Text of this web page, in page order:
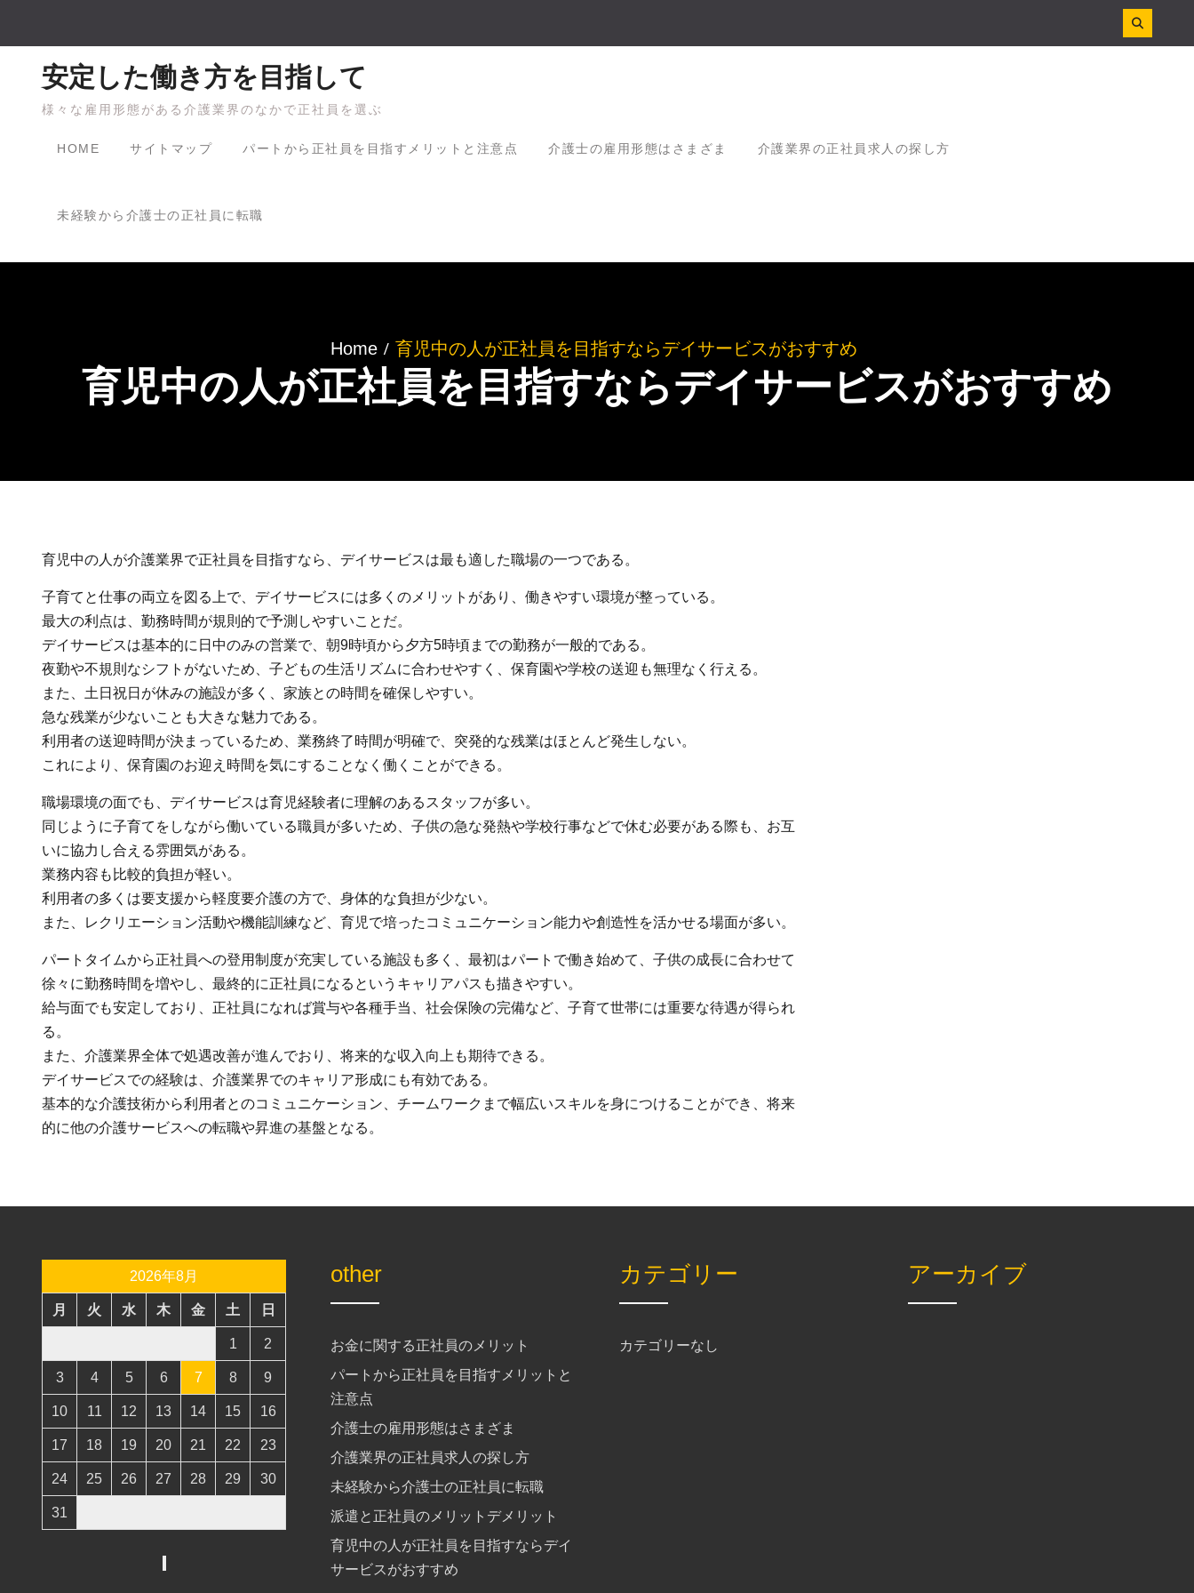
安定した働き方を目指して
様々な雇用形態がある介護業界のなかで正社員を選ぶ
HOME サイトマップ パートから正社員を目指すメリットと注意点 介護士の雇用形態はさまざま 介護業界の正社員求人の探し方
未経験から介護士の正社員に転職
Home 育児中の人が正社員を目指すならデイサービスがおすすめ
育児中の人が正社員を目指すならデイサービスがおすすめ
育児中の人が介護業界で正社員を目指すなら、デイサービスは最も適した職場の一つである。
子育てと仕事の両立を図る上で、デイサービスには多くのメリットがあり、働きやすい環境が整っている。
最大の利点は、勤務時間が規則的で予測しやすいことだ。
デイサービスは基本的に日中のみの営業で、朝9時頃から夕方5時頃までの勤務が一般的である。
夜勤や不規則なシフトがないため、子どもの生活リズムに合わせやすく、保育園や学校の送迎も無理なく行える。
また、土日祝日が休みの施設が多く、家族との時間を確保しやすい。
急な残業が少ないことも大きな魅力である。
利用者の送迎時間が決まっているため、業務終了時間が明確で、突発的な残業はほとんど発生しない。
これにより、保育園のお迎え時間を気にすることなく働くことができる。
職場環境の面でも、デイサービスは育児経験者に理解のあるスタッフが多い。
同じように子育てをしながら働いている職員が多いため、子供の急な発熱や学校行事などで休む必要がある際も、お互
いに協力し合える雰囲気がある。
業務内容も比較的負担が軽い。
利用者の多くは要支援から軽度要介護の方で、身体的な負担が少ない。
また、レクリエーション活動や機能訓練など、育児で培ったコミュニケーション能力や創造性を活かせる場面が多い。
パートタイムから正社員への登用制度が充実している施設も多く、最初はパートで働き始めて、子供の成長に合わせて
徐々に勤務時間を増やし、最終的に正社員になるというキャリアパスも描きやすい。
給与面でも安定しており、正社員になれば賞与や各種手当、社会保険の完備など、子育て世帯には重要な待遇が得られ
る。
また、介護業界全体で処遇改善が進んでおり、将来的な収入向上も期待できる。
デイサービスでの経験は、介護業界でのキャリア形成にも有効である。
基本的な介護技術から利用者とのコミュニケーション、チームワークまで幅広いスキルを身につけることができ、将来
的に他の介護サービスへの転職や昇進の基盤となる。
2026年8月
月 火 水 木 金 土 日
1 2
3 4 5 6 7 8 9
10 11 12 13 14 15 16
17 18 19 20 21 22 23
24 25 26 27 28 29 30
31
other
お金に関する正社員のメリット
パートから正社員を目指すメリットと
注意点
介護士の雇用形態はさまざま
介護業界の正社員求人の探し方
未経験から介護士の正社員に転職
派遣と正社員のメリットデメリット
育児中の人が正社員を目指すならデイ
サービスがおすすめ
カテゴリー
カテゴリーなし
アーカイブ